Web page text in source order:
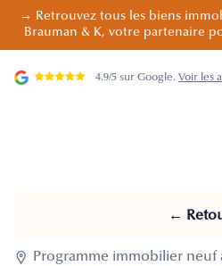
→ Retrouvez tous les biens
Brauman & K, votre partenaire
4.9/5 sur Google. Voir les
←
 Programme immobilier neuf